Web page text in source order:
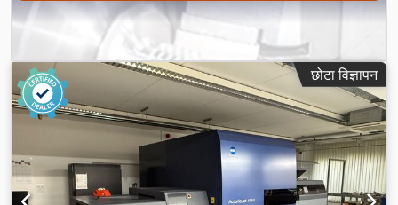
छोटा विज्ञापन